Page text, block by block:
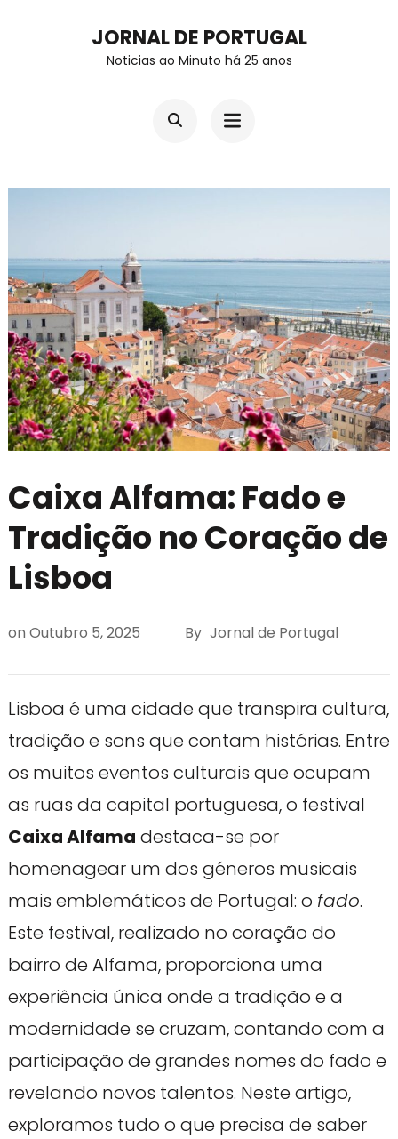
JORNAL DE PORTUGAL
Noticias ao Minuto há 25 anos
Caixa Alfama: Fado e
Tradição no Coração de
Lisboa
on Outubro 5, 2025 By Jornal de Portugal
Lisboa é uma cidade que transpira cultura,
tradição e sons que contam histórias. Entre
os muitos eventos culturais que ocupam
as ruas da capital portuguesa, o festival
Caixa Alfama destaca-se por
homenagear um dos géneros musicais
mais emblemáticos de Portugal: o fado.
Este festival, realizado no coração do
bairro de Alfama, proporciona uma
experiência única onde a tradição e a
modernidade se cruzam, contando com a
participação de grandes nomes do fado e
revelando novos talentos. Neste artigo,
exploramos tudo o que precisa de saber